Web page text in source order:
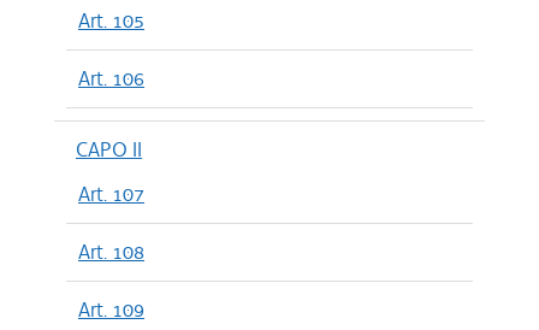
Art. 105
Art. 106
CAPO II
Art. 107
Art. 108
Art. 109